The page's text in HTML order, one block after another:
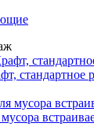
стандартное